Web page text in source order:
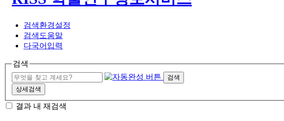
검색환경설정
검색도움말
다국어입력
검색
검색
상세검색
결과 내 재검색